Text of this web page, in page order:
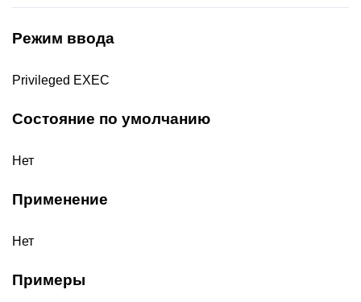
Режим ввода
Privileged EXEC
Состояние по умолчанию
Нет
Применение
Нет
Примеры